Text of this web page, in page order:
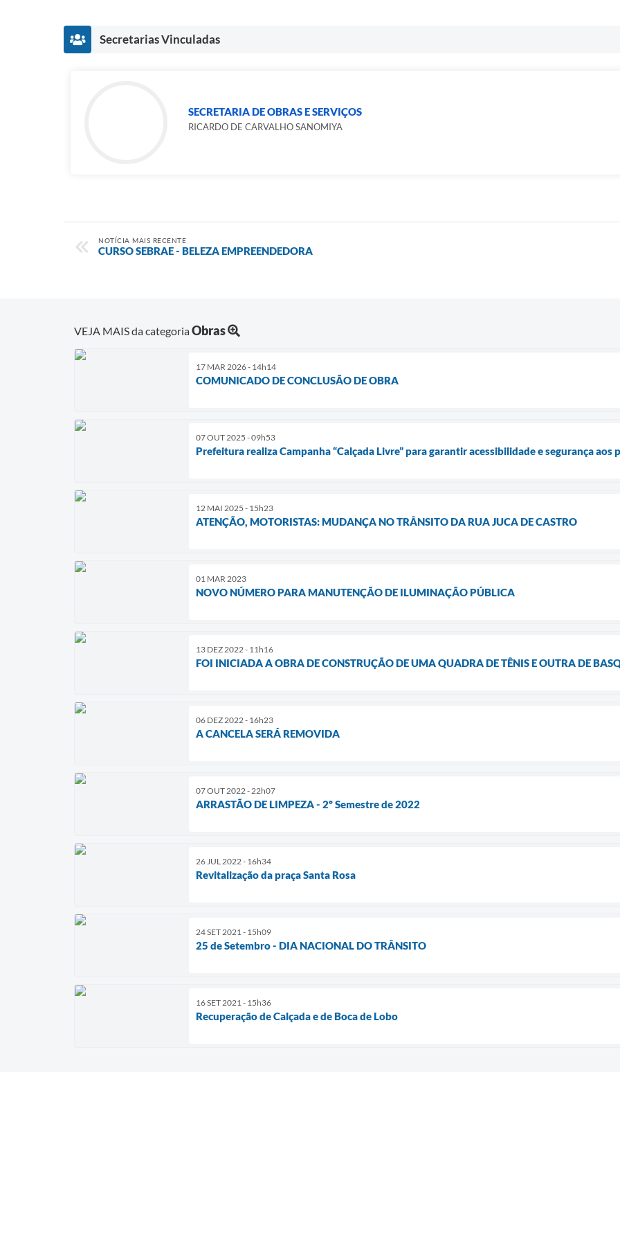
Secretarias Vinculadas
SECRETARIA DE OBRAS E SERVIÇOS
RICARDO DE CARVALHO SANOMIYA
NOTÍCIA MAIS RECENTE
CURSO SEBRAE - BELEZA EMPREENDEDORA
VEJA MAIS da categoriaObras
17 MAR 2026 - 14h14
COMUNICADO DE CONCLUSÃO DE OBRA
07 OUT 2025 - 09h53
Prefeitura realiza Campanha “Calçada Livre” para garantir acessibilidade e segurança aos
12 MAI 2025 - 15h23
ATENÇÃO, MOTORISTAS: MUDANÇA NO TRÂNSITO DA RUA JUCA DE CASTRO
01 MAR 2023
NOVO NÚMERO PARA MANUTENÇÃO DE ILUMINAÇÃO PÚBLICA
13 DEZ 2022 - 11h16
FOI INICIADA A OBRA DE CONSTRUÇÃO DE UMA QUADRA DE TÊNIS E OUTRA DE
06 DEZ 2022 - 16h23
A CANCELA SERÁ REMOVIDA
07 OUT 2022 - 22h07
ARRASTÃO DE LIMPEZA - 2º Semestre de 2022
26 JUL 2022 - 16h34
Revitalização da praça Santa Rosa
24 SET 2021 - 15h09
25 de Setembro - DIA NACIONAL DO TRÂNSITO
16 SET 2021 - 15h36
Recuperação de Calçada e de Boca de Lobo